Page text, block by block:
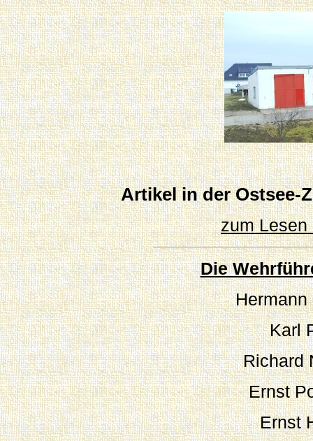
Artikel in der Ostsee-
zum
Die
Karl
Richard
Ernst
Ernst